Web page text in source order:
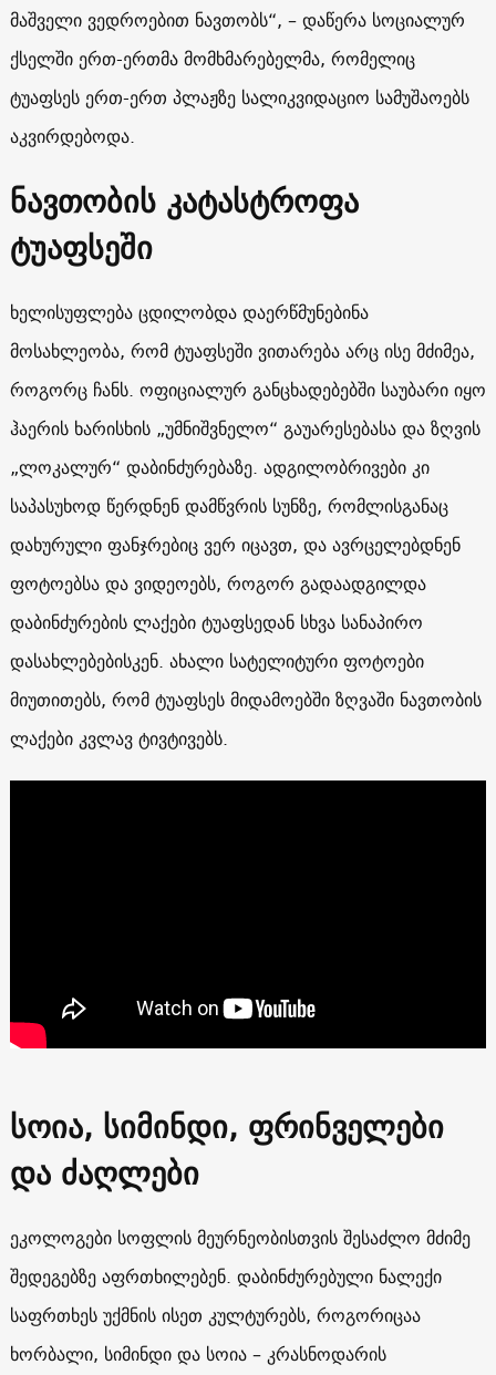
მაშველი ვედროებით ნავთობს“, – დაწერა სოციალურ
ქსელში ერთ-ერთმა მომხმარებელმა, რომელიც
ტუაფსეს ერთ-ერთ პლაჟზე სალიკვიდაციო სამუშაოებს
აკვირდებოდა.
ნავთობის კატასტროფა
ტუაფსეში
ხელისუფლება ცდილობდა დაერწმუნებინა
მოსახლეობა, რომ ტუაფსეში ვითარება არც ისე მძიმეა,
როგორც ჩანს. ოფიციალურ განცხადებებში საუბარი იყო
ჰაერის ხარისხის „უმნიშვნელო“ გაუარესებასა და ზღვის
„ლოკალურ“ დაბინძურებაზე. ადგილობრივები კი
საპასუხოდ წერდნენ დამწვრის სუნზე, რომლისგანაც
დახურული ფანჯრებიც ვერ იცავთ, და ავრცელებდნენ
ფოტოებსა და ვიდეოებს, როგორ გადაადგილდა
დაბინძურების ლაქები ტუაფსედან სხვა სანაპირო
დასახლებებისკენ. ახალი სატელიტური ფოტოები
მიუთითებს, რომ ტუაფსეს მიდამოებში ზღვაში ნავთობის
ლაქები კვლავ ტივტივებს.
სოია, სიმინდი, ფრინველები
და ძაღლები
ეკოლოგები სოფლის მეურნეობისთვის შესაძლო მძიმე
შედეგებზე აფრთხილებენ. დაბინძურებული ნალექი
საფრთხეს უქმნის ისეთ კულტურებს, როგორიცაა
ხორბალი, სიმინდი და სოია – კრასნოდარის